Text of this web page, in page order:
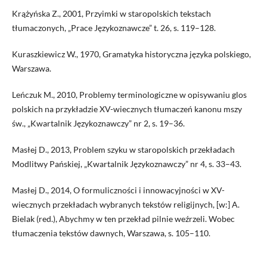
Krążyńska Z., 2001, Przyimki w staropolskich tekstach
tłumaczonych, „Prace Językoznawcze” t. 26, s. 119–128.
Kuraszkiewicz W., 1970, Gramatyka historyczna języka polskiego,
Warszawa.
Leńczuk M., 2010, Problemy terminologiczne w opisywaniu glos
polskich na przykładzie XV-wiecznych tłumaczeń kanonu mszy
św., „Kwartalnik Językoznawczy” nr 2, s. 19–36.
Masłej D., 2013, Problem szyku w staropolskich przekładach
Modlitwy Pańskiej, „Kwartalnik Językoznawczy” nr 4, s. 33–43.
Masłej D., 2014, O formuliczności i innowacyjności w XV-
wiecznych przekładach wybranych tekstów religijnych, [w:] A.
Bielak (red.), Abychmy w ten przekład pilnie weźrzeli. Wobec
tłumaczenia tekstów dawnych, Warszawa, s. 105–110.